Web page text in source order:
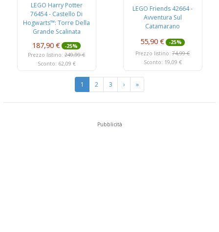
LEGO Harry Potter
76454 - Castello Di
Hogwarts™: Torre Della
Grande Scalinata
Principale
187,90 €
-25%
Prezzo listino: 249,99 €
Sconto: 62,09 €
LEGO Friends 42664 -
Avventura Sul
Catamarano
55,90 €
-25%
Prezzo listino: 74,99 €
Sconto: 19,09 €
1 2 3 › »
Pubblicità